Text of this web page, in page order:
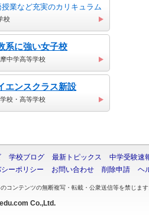
業など充実のカリキュラム
校
系に強い女子校
中学高等学校
エンスクラス新設
校・高等学校
学校ブログ 最新トピックス 中学受験速
ーポリシー お問い合わせ 削除申請 ヘ
コンテンツの無断複写・転載・公衆送信等を禁じます
Co.,Ltd.